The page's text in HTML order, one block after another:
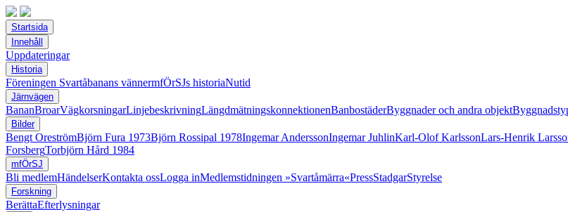
Startsida
Innehåll
Uppdateringar
Historia
Föreningen Svartåbanans vännermfÖrSJs historiaNutid
Järnvägen
BananBroarVägkorsningarLinjebeskrivningLängdmätningskonnektionenBanbostäderByggnader och andra objekt
Bilder
Bengt OreströmBjörn Fura 1973Björn Rossipal 1978Ingemar AnderssonIngemar JuhlinKarl-Olof KarlssonLars-Henrik
ForsbergTorbjörn Hård 1984
mfÖrSJ
Bli medlemHändelserKontakta ossLogga inMedlemstidningen »Svartåmärra«PressStadgarStyrelse
Forskning
BerättaEfterlysningar